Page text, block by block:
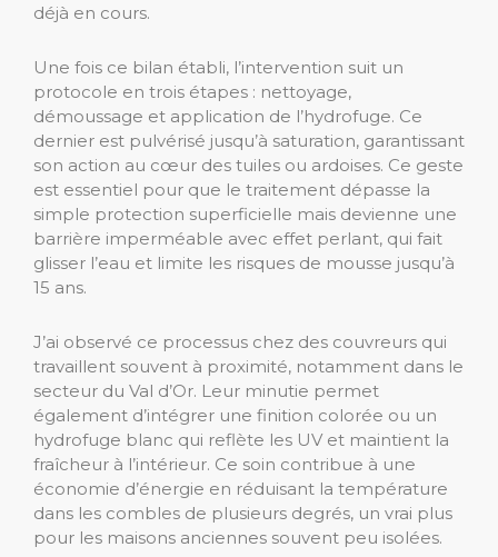
déjà en cours.
Une fois ce bilan établi, l’intervention suit un
protocole en trois étapes : nettoyage,
démoussage et application de l’hydrofuge. Ce
dernier est pulvérisé jusqu’à saturation, garantissant
son action au cœur des tuiles ou ardoises. Ce geste
est essentiel pour que le traitement dépasse la
simple protection superficielle mais devienne une
barrière imperméable avec effet perlant, qui fait
glisser l’eau et limite les risques de mousse jusqu’à
15 ans.
J’ai observé ce processus chez des couvreurs qui
travaillent souvent à proximité, notamment dans le
secteur du Val d’Or. Leur minutie permet
également d’intégrer une finition colorée ou un
hydrofuge blanc qui reflète les UV et maintient la
fraîcheur à l’intérieur. Ce soin contribue à une
économie d’énergie en réduisant la température
dans les combles de plusieurs degrés, un vrai plus
pour les maisons anciennes souvent peu isolées.